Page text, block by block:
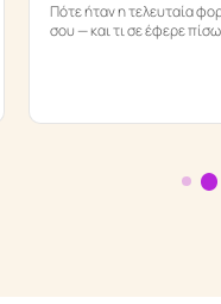
Πότε ήταν η τελευταία
σου — και τι σε έφερε πίσω